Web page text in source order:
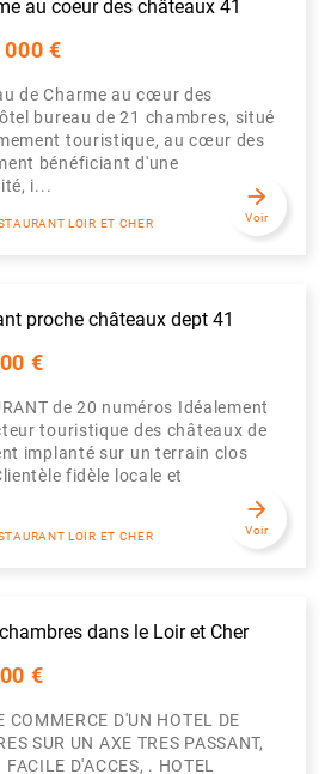
au coeur des châteaux 41
000 €
de Charme au cœur des
bureau de 21 chambres, situé
touristique, au cœur des
bénéficiant d'une
i...
LOIR ET CHER
arrow_forward
Voir
proche châteaux dept 41
€
de 20 numéros Idéalement
touristique des châteaux de
implanté sur un terrain clos
fidèle locale et
LOIR ET CHER
arrow_forward
Voir
dans le Loir et Cher
€
COMMERCE D'UN HOTEL DE
SUR UN AXE TRES PASSANT,
D'ACCES, . HOTEL